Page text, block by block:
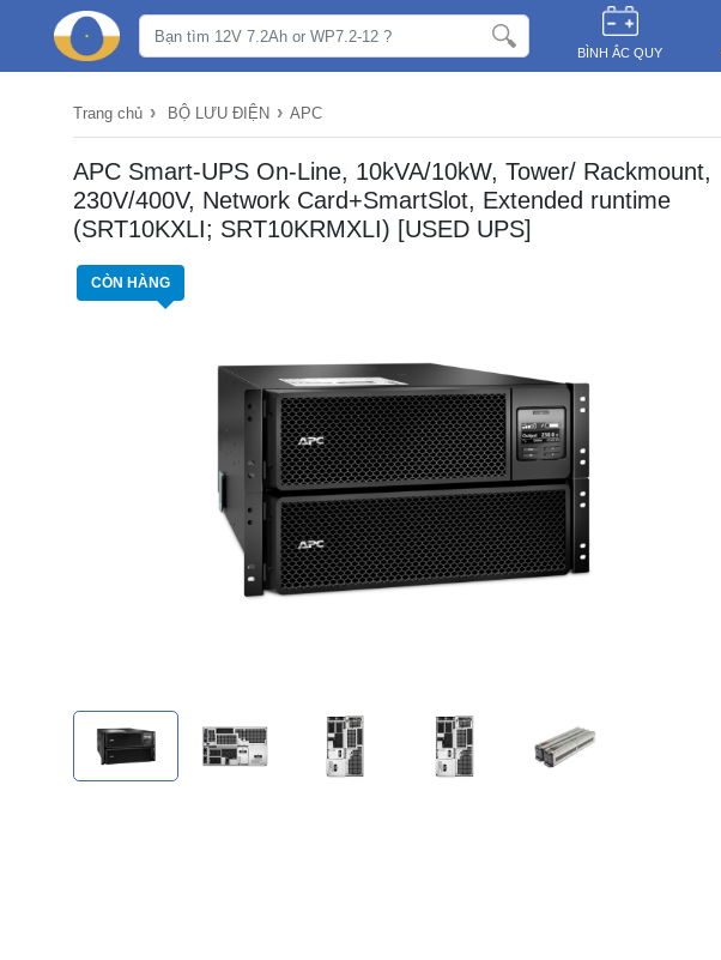
BÌNH ẮC QUY
Trang chủ › BỘ LƯU ĐIỆN › APC
APC Smart-UPS On-Line, 10kVA/10kW, Tower/ Rackmount,
230V/400V, Network Card+SmartSlot, Extended runtime
(SRT10KXLI; SRT10KRMXLI) [USED UPS]
CÒN HÀNG